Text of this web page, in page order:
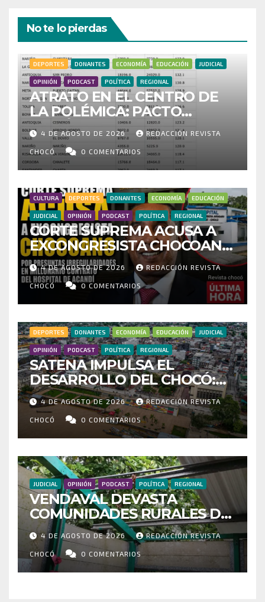
No te lo pierdas
DEPORTES DONANTES ECONOMÍA EDUCACIÓN JUDICIAL
OPINIÓN PODCAST POLÍTICA REGIONAL
ATRATO EN EL CENTRO DE
LA POLÉMICA: PACTO
HISTÓRICO CUESTIONA
CENSO ELECTORAL Y PIDE
INVESTIGAR PRESUNTO
FRAUDE
4 DE AGOSTO DE 2026 REDACCIÓN REVISTA
CHOCÓ 0 COMENTARIOS
CULTURA DEPORTES DONANTES ECONOMÍA EDUCACIÓN
JUDICIAL OPINIÓN PODCAST POLÍTICA REGIONAL
CORTE SUPREMA ACUSA A
EXCONGRESISTA CHOCOANO
POR PRESUNTAS
IRREGULARIDADES EN
MILLONARIO CONTRATO DEL
HOSPITAL DE ACANDÍ
4 DE AGOSTO DE 2026 REDACCIÓN REVISTA
CHOCÓ 0 COMENTARIOS
DEPORTES DONANTES ECONOMÍA EDUCACIÓN JUDICIAL
OPINIÓN PODCAST POLÍTICA REGIONAL
SATENA IMPULSA EL
DESARROLLO DEL CHOCÓ:
MÁS DE 35 MIL PASAJEROS
MOVILIZADOS Y NUEVAS
RUTAS FORTALECEN LA
CONECTIVIDAD
4 DE AGOSTO DE 2026 REDACCIÓN REVISTA
CHOCÓ 0 COMENTARIOS
JUDICIAL OPINIÓN PODCAST POLÍTICA REGIONAL
VENDAVAL DEVASTA
COMUNIDADES RURALES DE
RIOSUCIO: ESCUELAS,
VIVIENDAS Y CEMENTERIO
ENTRE LOS AFECTADOS
4 DE AGOSTO DE 2026 REDACCIÓN REVISTA
CHOCÓ 0 COMENTARIOS